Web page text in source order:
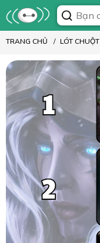
TRANG CHỦ LÓT CHUỘT